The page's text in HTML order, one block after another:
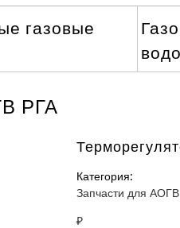
газовые
РГА
Категория:
Запчасти для
₽